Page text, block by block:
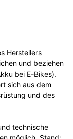
Herstellers
und beziehen
bei E-Bikes).
sich aus dem
und des
technische